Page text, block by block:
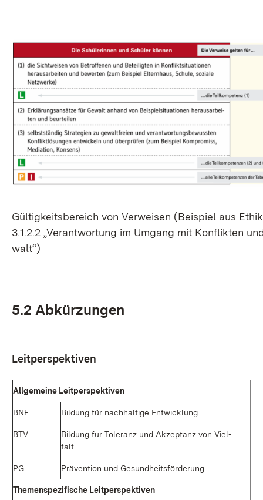
Gül­tig­keits­be­reich von Ver­wei­sen (Bei­spiel aus Ethik
3.1.2.2 „Ver­ant­wor­tung im Um­gang mit Kon­flik­ten
walt“)
5.2 Ab­kür­zun­gen
Leit­per­spek­ti­ven
All­ge­mei­ne Leit­per­spek­ti­ven
BNE Bil­dung für nach­hal­ti­ge Ent­wick­lung
BTV
Bil­dung für To­le­ranz und Ak­zep­tanz von Viel­
falt
PG Prä­ven­ti­on und Ge­sund­heits­för­de­rung
The­men­spe­zi­fi­sche Leit­per­spek­ti­ven